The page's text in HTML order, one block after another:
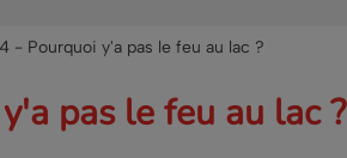
- Pourquoi y'a pas le feu au lac ?
pas le feu au lac ?